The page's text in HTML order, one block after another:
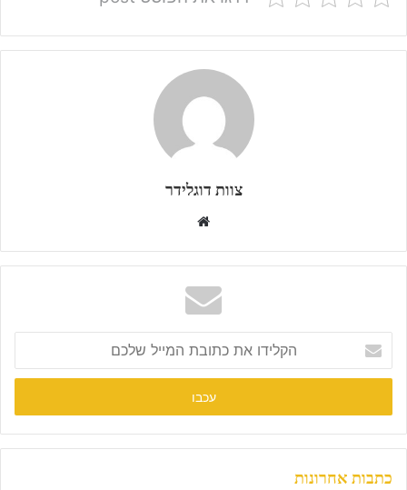
צוות דוגלידר
b
s
i
t
e
ל
ד
ו
ת
כתבות אחרונות